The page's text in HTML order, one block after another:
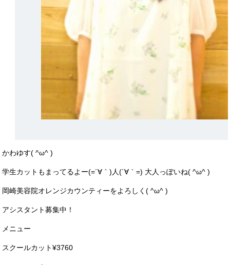
かわゆす( ^ω^ )
学生カットもまってるよー(=´∀｀)人(´∀｀=) 大人っぽいね( ^ω^ )
岡崎美容院オレンジカウンティーをよろしく( ^ω^ )
アシスタント募集中！
メニュー
スクールカット¥3760